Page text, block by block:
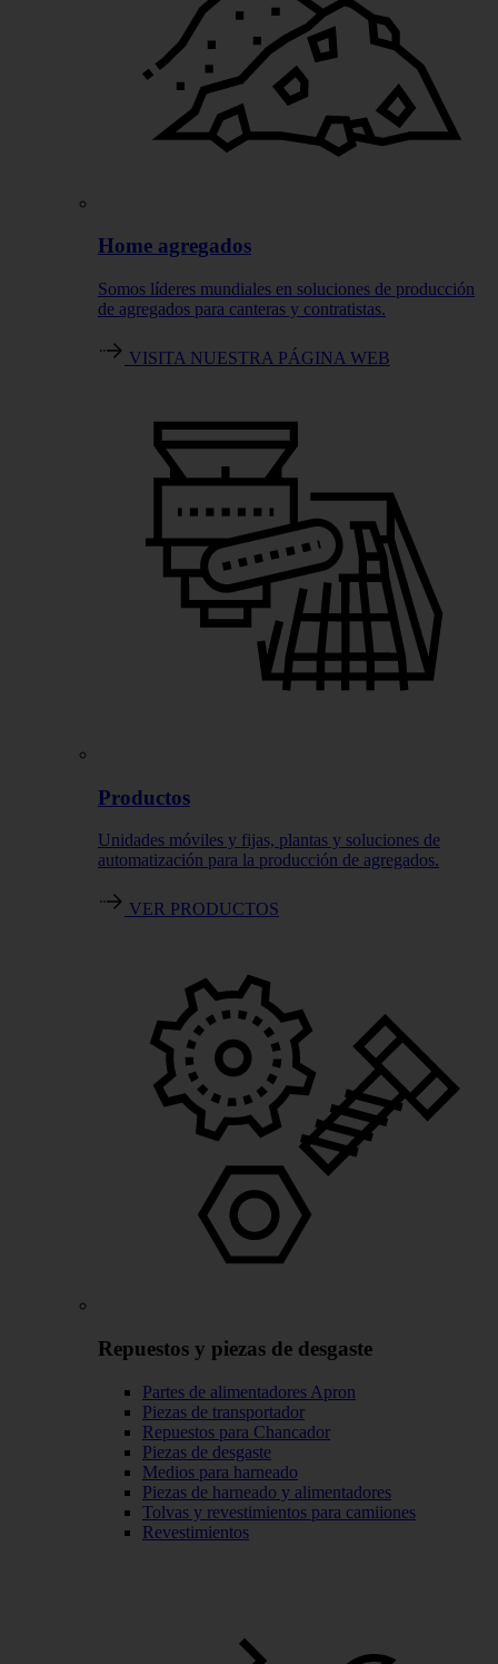
Home agregados
Somos líderes mundiales en soluciones de producción
de agregados para canteras y contratistas.
VISITA NUESTRA PÁGINA WEB
Productos
Unidades móviles y fijas, plantas y soluciones de
automatización para la producción de agregados.
VER PRODUCTOS
Repuestos y piezas de desgaste
Partes de alimentadores Apron
Piezas de transportador
Repuestos para Chancador
Piezas de desgaste
Medios para harneado
Piezas de harneado y alimentadores
Tolvas y revestimientos para camiiones
Revestimientos